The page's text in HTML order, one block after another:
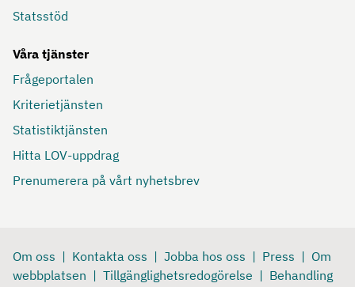
Statsstöd
Våra tjänster
Frågeportalen
Kriterietjänsten
Statistiktjänsten
Hitta LOV-uppdrag
Prenumerera på vårt nyhetsbrev
Om oss Kontakta oss Jobba hos oss Press
Om
webbplatsen
Tillgänglighetsredogörelse
Behandling